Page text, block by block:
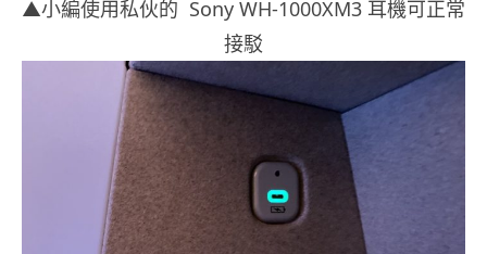
▲小編使用私伙的 Sony WH-1000XM3 耳機可正常
接駁